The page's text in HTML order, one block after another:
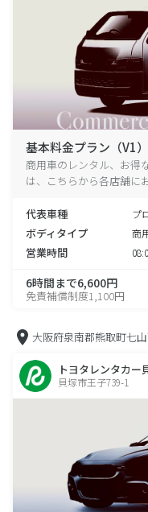
基本料金プラン（V1）
商用車のレンタル、お得
は、こちらから各店舗に
代表車種 プ
ボディタイプ 商
営業時間
6時間まで6,600円
免責補償制度1,100円
大阪府泉南郡熊取町七
トヨタレンタカー
貝塚市王子739-1